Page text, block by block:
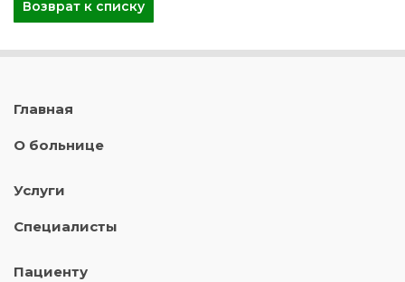
Возврат к списку
Главная
О больнице
Услуги
Специалисты
Пациенту